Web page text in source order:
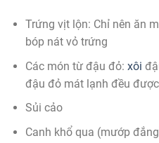
Trứng vịt lộn: Chỉ nên ăn
bóp nát vỏ trứng
Các món từ đậu đỏ: xôi
đậu đỏ mát lạnh đều được
Sủi cảo
Canh khổ qua (mướp